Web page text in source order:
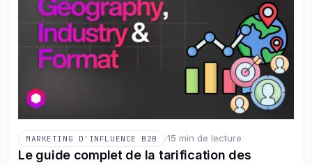
MARKETING D'INFLUENCE B2B ·15 min de lecture
Le guide complet de la tarification des